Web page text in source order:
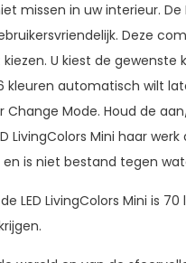
missen in uw interieur. De
Deze
U kiest de gewenste
kleuren automatisch wilt
Mode. Houd de
LivingColors Mini haar werk
is niet bestand tegen
LED LivingColors Mini is